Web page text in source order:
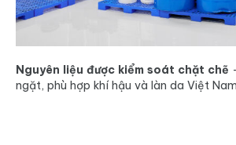
Nguyên liệu được kiểm soát chặt chẽ
ngặt, phù hợp khí hậu và làn da Việt Nam